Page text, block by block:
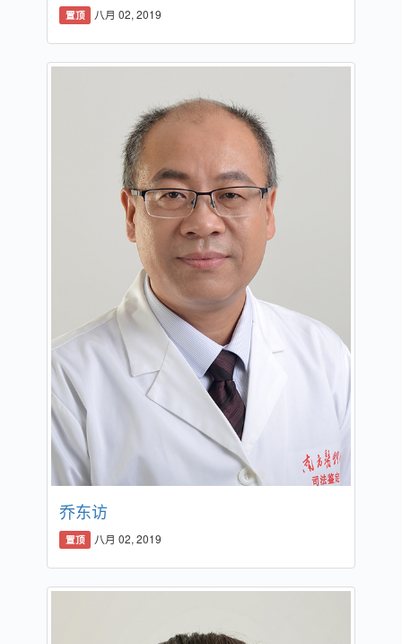
置顶 八月 02, 2019
乔东访
置顶 八月 02, 2019